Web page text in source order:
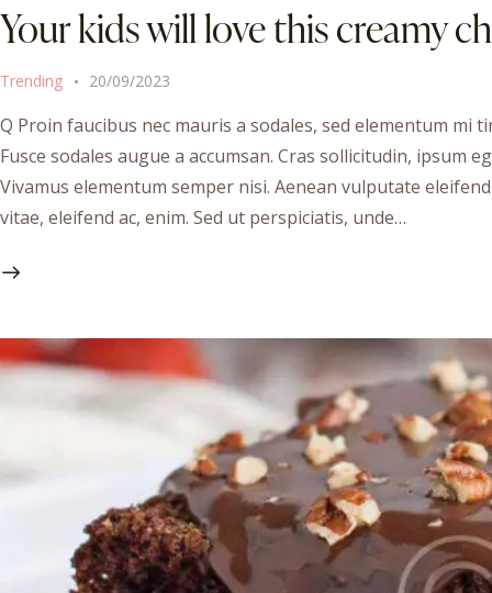
Your kids will love this creamy
Trending 20/09/2023
Q Proin faucibus nec mauris a sodales, sed elementum mi
Fusce sodales augue a accumsan. Cras sollicitudin, ipsum
Vivamus elementum semper nisi. Aenean vulputate
vitae, eleifend ac, enim. Sed ut perspiciatis, unde…